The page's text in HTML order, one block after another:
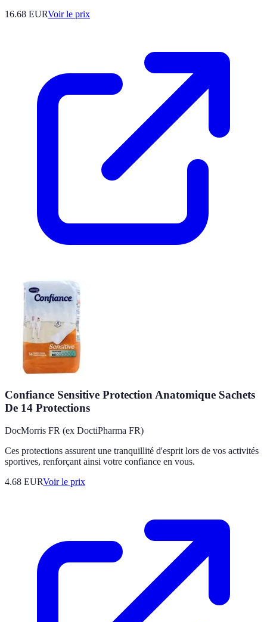
16.68 EURVoir le prix
Confiance Sensitive Protection Anatomique Sachets
De 14 Protections
DocMorris FR (ex DoctiPharma FR)
Ces protections assurent une tranquillité d'esprit lors de vos activités
sportives, renforçant ainsi votre confiance en vous.
4.68 EURVoir le prix